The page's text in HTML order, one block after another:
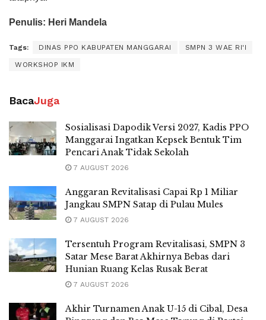
Penulis: Heri Mandela
Tags: DINAS PPO KABUPATEN MANGGARAI SMPN 3 WAE RI'I
WORKSHOP IKM
BacaJuga
Sosialisasi Dapodik Versi 2027, Kadis PPO
Manggarai Ingatkan Kepsek Bentuk Tim
Pencari Anak Tidak Sekolah
7 AUGUST 2026
Anggaran Revitalisasi Capai Rp 1 Miliar
Jangkau SMPN Satap di Pulau Mules
7 AUGUST 2026
Tersentuh Program Revitalisasi, SMPN 3
Satar Mese Barat Akhirnya Bebas dari
Hunian Ruang Kelas Rusak Berat
7 AUGUST 2026
Akhir Turnamen Anak U-15 di Cibal, Desa